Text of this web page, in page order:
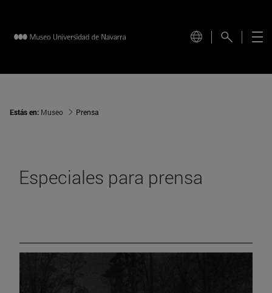
Estás en: Museo Prensa
Especiales para prensa